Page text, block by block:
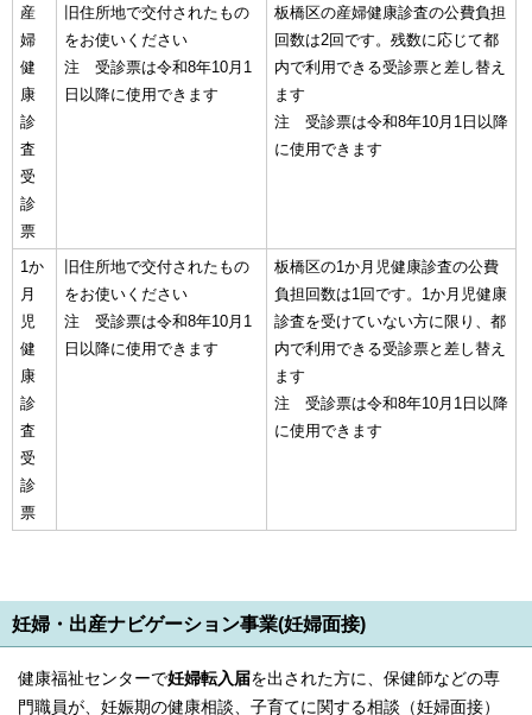
産
婦
健
康
診
査
受
診
票
旧住所地で交付されたもの
をお使いください
注 受診票は令和8年10月1
日以降に使用できます
板橋区の産婦健康診査の公費負担
回数は2回です。残数に応じて都
内で利用できる受診票と差し替え
ます
注 受診票は令和8年10月1日以降
に使用できます
1か
月
児
健
康
診
査
受
診
票
旧住所地で交付されたもの
をお使いください
注 受診票は令和8年10月1
日以降に使用できます
板橋区の1か月児健康診査の公費
負担回数は1回です。1か月児健康
診査を受けていない方に限り、都
内で利用できる受診票と差し替え
ます
注 受診票は令和8年10月1日以降
に使用できます
妊婦・出産ナビゲーション事業(妊婦面接)
健康福祉センターで妊婦転入届を出された方に、保健師などの専
門職員が、妊娠期の健康相談、子育てに関する相談（妊婦面接）